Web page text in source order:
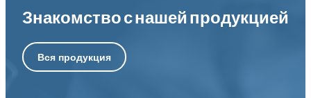
Знакомство с нашей продукцией
Вся продукция